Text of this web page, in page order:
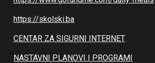
https://skolski.ba
CENTAR ZA SIGURNI INTERNET
NASTAVNI PLANOVI I PROGRAMI